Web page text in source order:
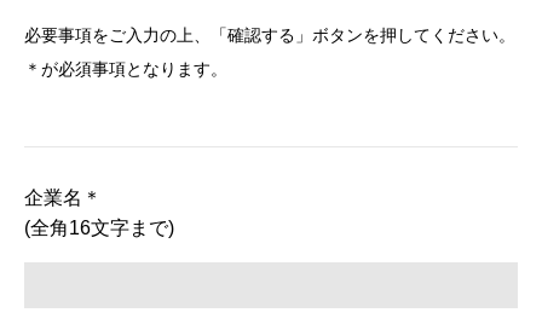
必要事項をご入力の上、「確認する」ボタンを押してください。
＊が必須事項となります。
企業名 ＊
(全角16文字まで)